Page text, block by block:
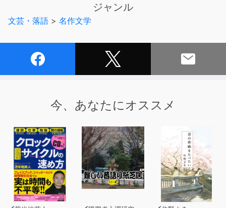
いう自嘲風な力声を突き上げる。その声には不思議な魅力
があった。運命に叩き伏せられた絶望を支えに湧き上がる
ジャンル
文芸・落語 > 名作文学
今、あなたにオススメ